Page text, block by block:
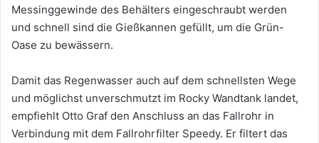
Messinggewinde des Behälters eingeschraubt werden
und schnell sind die Gießkannen gefüllt, um die Grün-
Oase zu bewässern.
Damit das Regenwasser auch auf dem schnellsten Wege
und möglichst unverschmutzt im Rocky Wandtank landet,
empfiehlt Otto Graf den Anschluss an das Fallrohr in
Verbindung mit dem Fallrohrfilter Speedy. Er filtert das